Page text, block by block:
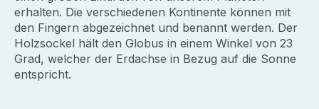
erhalten. Die verschiedenen Kontinente können mit
den Fingern abgezeichnet und benannt werden. Der
Holzsockel hält den Globus in einem Winkel von 23
Grad, welcher der Erdachse in Bezug auf die Sonne
entspricht.